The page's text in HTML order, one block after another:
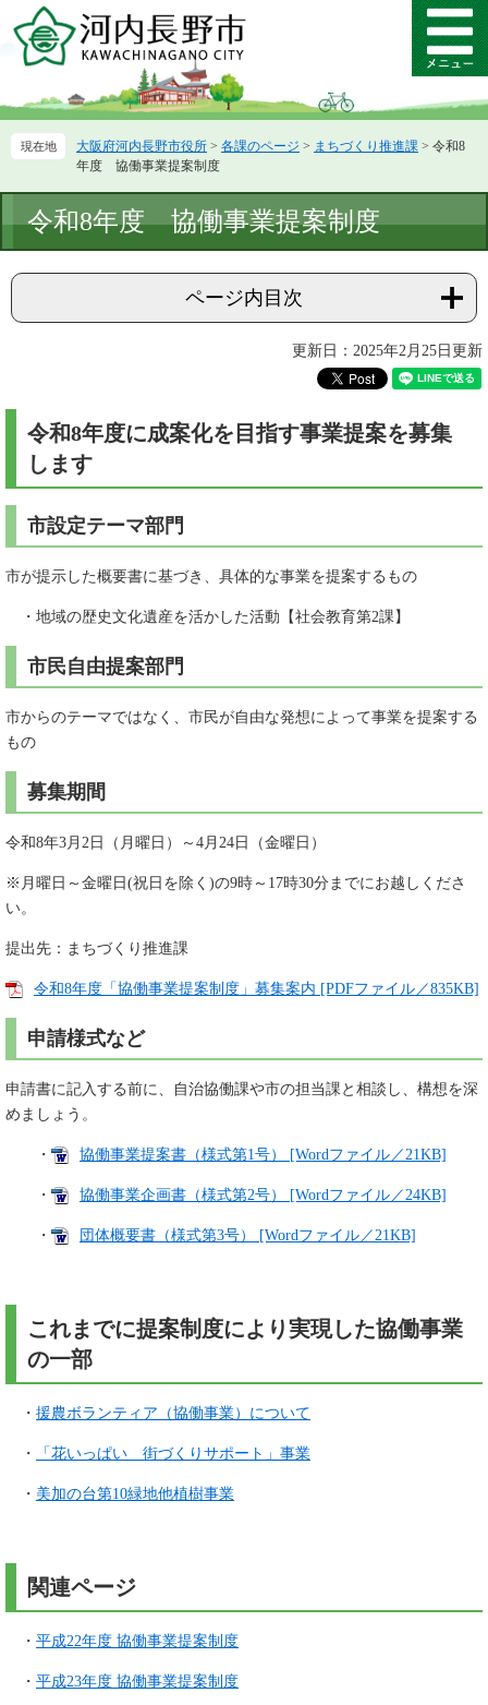
ー
先
ニ
を
て
メ
ニ
ー
大阪府河内長野市役所 > 各課のページ > まちづくり推進課 > 令和8
年度 協働事業提案制度
文
令和8年度 協働事業提案制度
ページ内目次
更新日：2025年2月25日更新
令和8年度に成案化を目指す事業提案を募集
します
市設定テーマ部門
市が提示した概要書に基づき、具体的な事業を提案するもの
・地域の歴史文化遺産を活かした活動【社会教育第2課】
市民自由提案部門
市からのテーマではなく、市民が自由な発想によって事業を提案する
もの
募集期間
令和8年3月2日（月曜日）～4月24日（金曜日）
※月曜日～金曜日(祝日を除く)の9時～17時30分までにお越しくださ
い。
提出先：まちづくり推進課
令和8年度「協働事業提案制度」募集案内 [PDFファイル／835KB]
申請様式など
申請書に記入する前に、自治協働課や市の担当課と相談し、構想を深
めましょう。
・ 協働事業提案書（様式第1号） [Wordファイル／21KB]
・ 協働事業企画書（様式第2号） [Wordファイル／24KB]
・ 団体概要書（様式第3号） [Wordファイル／21KB]
これまでに提案制度により実現した協働事業
の一部
・ 援農ボランティア（協働事業）について
・ 「花いっぱい 街づくりサポート」事業
・ 美加の台第10緑地他植樹事業
関連ページ
・ 平成22年度 協働事業提案制度
・ 平成23年度 協働事業提案制度